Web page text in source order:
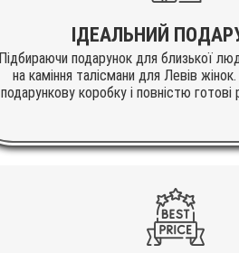
ІДЕАЛЬНИЙ
Підбираючи подарунок для близької
на каміння талісмани для Левів
подарункову коробку і повністю готові